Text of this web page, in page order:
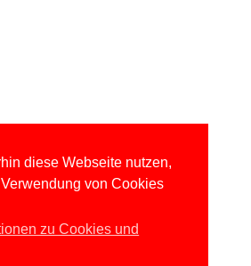
diese Webseite nutzen,
von Cookies
zu Cookies und